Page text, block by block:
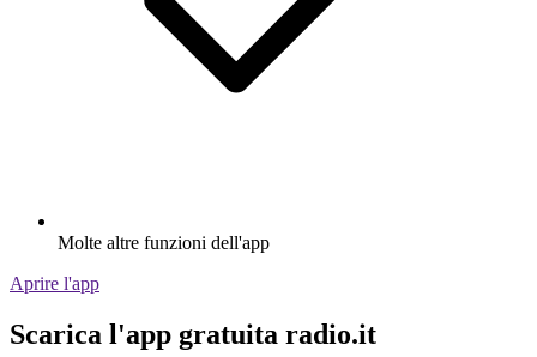
Molte altre funzioni dell'app
Aprire l'app
Scarica l'app gratuita radio.it